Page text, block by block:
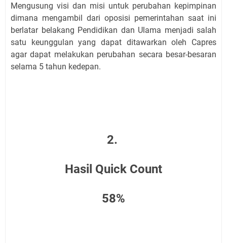
Mengusung visi dan misi untuk perubahan kepimpinan
dimana mengambil dari oposisi pemerintahan saat ini
berlatar belakang Pendidikan dan Ulama menjadi salah
satu keunggulan yang dapat ditawarkan oleh Capres
agar dapat melakukan perubahan secara besar-besaran
selama 5 tahun kedepan.
2.
Hasil Quick Count
58%